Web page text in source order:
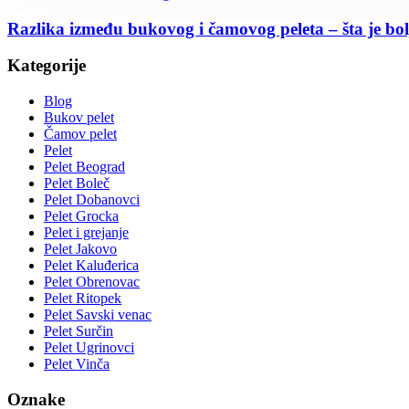
Razlika između bukovog i čamovog peleta – šta je
Kategorije
Blog
Bukov pelet
Čamov pelet
Pelet
Pelet Beograd
Pelet Boleč
Pelet Dobanovci
Pelet Grocka
Pelet i grejanje
Pelet Jakovo
Pelet Kaluđerica
Pelet Obrenovac
Pelet Ritopek
Pelet Savski venac
Pelet Surčin
Pelet Ugrinovci
Pelet Vinča
Oznake